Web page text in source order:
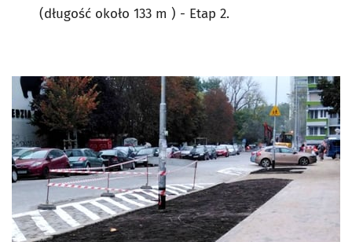
(długość około 133 m ) - Etap 2.